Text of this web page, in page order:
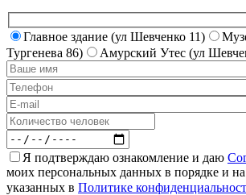
Главное здание (ул Шевченко 11)
Тургенева 86)
Амурский Утес (ул
Я подтверждаю ознакомление и даю
моих персональных данных в порядке и на
указанных в Политике